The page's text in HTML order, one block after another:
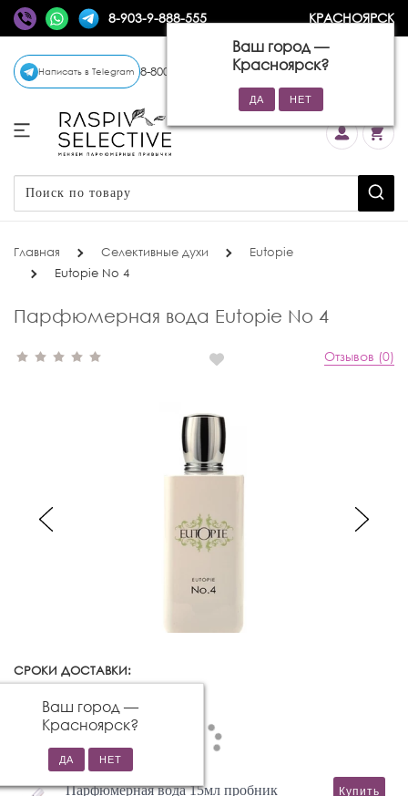
8-903-9-888-555 КРАСНОЯРСК
Ваш город —
Красноярск?
Написать в Telegram 8-800-770-72-34 (бесплатно)
Главная Селективные духи
Eutopie
Eutopie No 4
Парфюмерная вода Eutopie No 4
Отзывов (0)
СРОКИ ДОСТАВКИ:
Ваш город —
Красноярск?
Парфюмерная вода 15мл пробник Купить